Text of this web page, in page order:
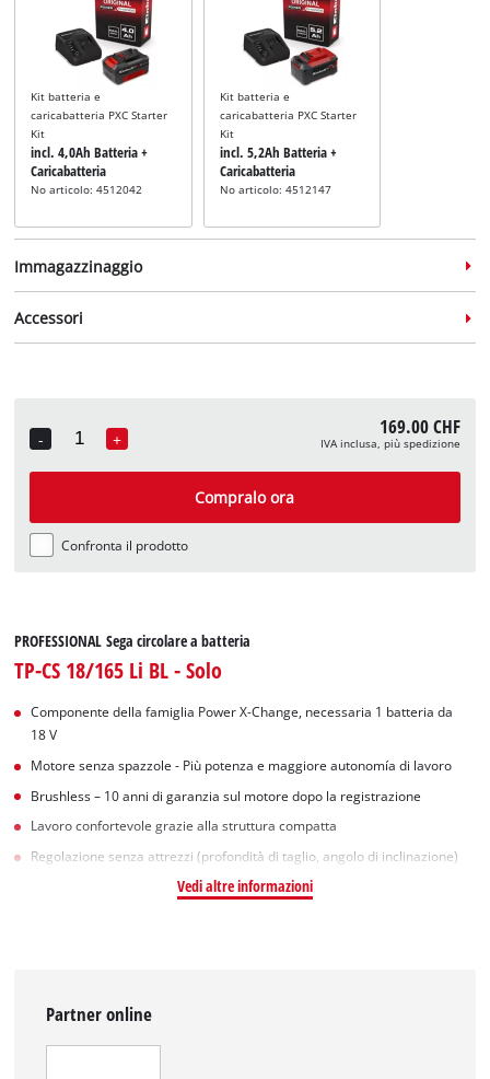
Kit batteria e
caricabatteria PXC Starter
Kit
incl. 4,0Ah Batteria +
Caricabatteria
No articolo: 4512042
Kit batteria e
caricabatteria PXC Starter
Kit
incl. 5,2Ah Batteria +
Caricabatteria
No articolo: 4512147
Immagazzinaggio
incl. E-Case M
No articolo: 4540021 No articolo: 4540014
Accessori
Guida di scorrimento
incl. Binario di Guida in
Alluminio 2x1000mm
-
Quantity
+ 169.00 CHF
IVA inclusa, più spedizione
Compralo ora
Confronta il prodotto
PROFESSIONAL Sega circolare a batteria
TP-CS 18/165 Li BL - Solo
Componente della famiglia Power X-Change, necessaria 1 batteria da
18 V
Motore senza spazzole - Più potenza e maggiore autonomía di lavoro
Brushless – 10 anni di garanzia sul motore dopo la registrazione
Lavoro confortevole grazie alla struttura compatta
Regolazione senza attrezzi (profondità di taglio, angolo di inclinazione)
Vedi altre informazioni
Partner online